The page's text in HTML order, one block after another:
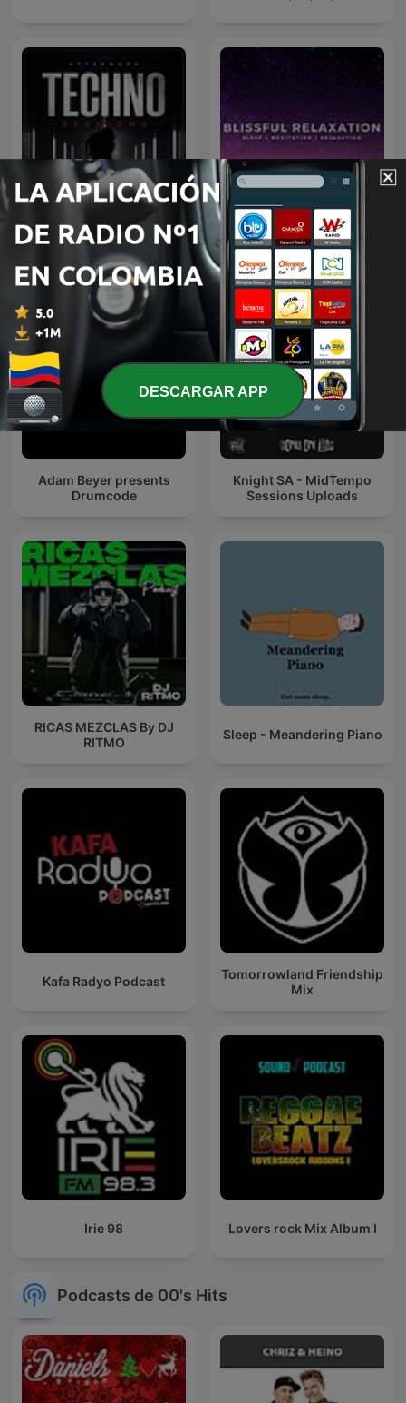
Afterwork Techno
Sessions – Techno
Podcast, Raw & Hypnotic
Techno Mixes
Sleep Meditation Music -
Relaxing Music for Sleep,
Meditation & Relaxation
Adam Beyer presents
Drumcode
Knight SA - MidTempo
Sessions Uploads
RICAS MEZCLAS By DJ
RITMO
Sleep - Meandering Piano
Kafa Radyo Podcast
Tomorrowland Friendship
Mix
Irie 98 Lovers rock Mix Album I
Podcasts de 00's Hits
DESCARGAR APP